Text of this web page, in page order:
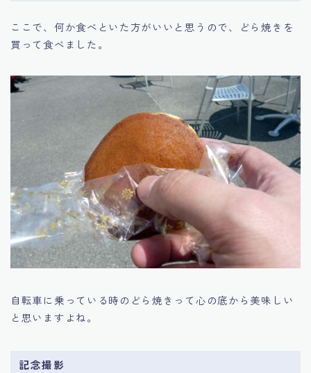
ここで、何か食べといた方がいいと思うので、どら焼きを
買って食べました。
自転車に乗っている時のどら焼きって心の底から美味しい
と思いますよね。
記念撮影